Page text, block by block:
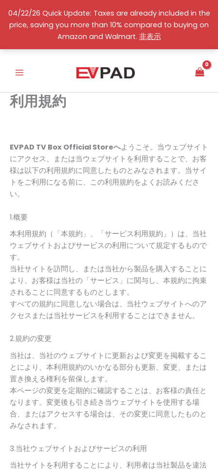
04/22/26 Quick Update: Taxes are already included in the
price, saving you more than 10% compared to buying on
Amazon and Walmart. 非表示
ツ
日本語
利用規約
EVPAD TV Box Official Storeへようこそ。当ウェブサイト
にアクセス、または当ウェブサイトを利用することで、お客
様は以下の利用規約に同意したものとみなされます。当サイ
トをご利用になる前に、この利用規約をよくお読みくださ
い。
1.概要
本利用規約（「本規約」、「サービス利用規約」）は、当社
ウェブサイトおよびサービスの利用について規定するもので
す。
当社サイトを訪問し、または当社から製品を購入することに
より、お客様は当社の「サービス」に関与し、本規約に拘束
されることに同意するものとします。
すべての規約に同意しない場合は、当社ウェブサイトへのア
クセスまたは当社サービスを利用することはできません。
2.規約の変更
当社は、当社のウェブサイトに更新および変更を掲載するこ
とにより、本利用規約のいかなる部分も更新、変更、または
置き換える権利を留保します。
本ページの変更を定期的に確認することは、お客様の責任と
なります。変更後も引き続き当ウェブサイトを使用する場
合、またはアクセスする場合は、その変更に同意したものと
みなされます。
3.当社ウェブサイトおよびサービスの利用
当社サイトを利用することにより、利用者は当社製品を違法